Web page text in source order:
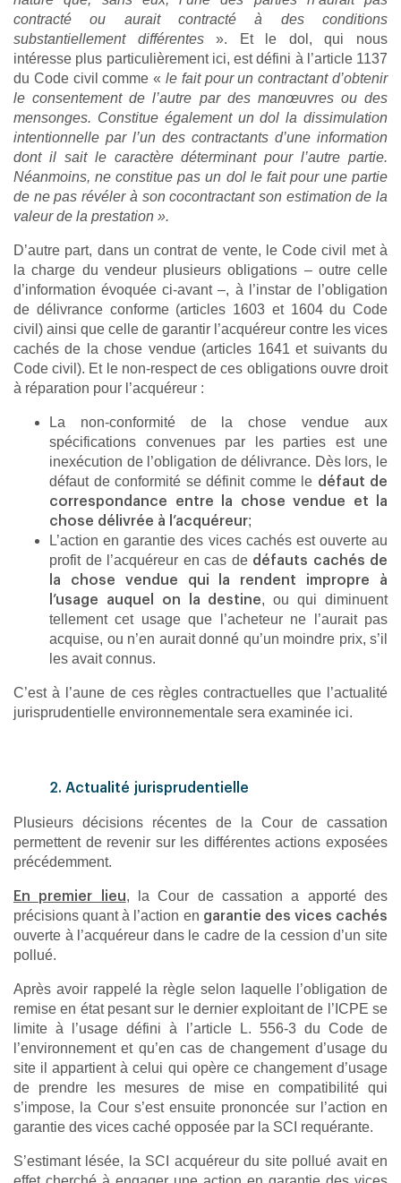
contracté ou aurait contracté à des conditions
substantiellement différentes». Et le dol, qui nous
intéresse plus particulièrement ici, est défini à l’article 1137
du Code civil comme « le fait pour un contractant d’obtenir
le consentement de l’autre par des manœuvres ou des
mensonges. Constitue également un dol la dissimulation
intentionnelle par l’un des contractants d’une information
dont il sait le caractère déterminant pour l’autre partie.
Néanmoins, ne constitue pas un dol le fait pour une partie
de ne pas révéler à son cocontractant son estimation de la
valeur de la prestation ».
D’autre part, dans un contrat de vente, le Code civil met à
la charge du vendeur plusieurs obligations – outre celle
d’information évoquée ci-avant –, à l’instar de l’obligation
de délivrance conforme (articles 1603 et 1604 du Code
civil) ainsi que celle de garantir l’acquéreur contre les vices
cachés de la chose vendue (articles 1641 et suivants du
Code civil). Et le non-respect de ces obligations ouvre droit
à réparation pour l’acquéreur :
La non-conformité de la chose vendue aux
spécifications convenues par les parties est une
inexécution de l’obligation de délivrance. Dès lors, le
défaut de conformité se définit comme le défaut de
correspondance entre la chose vendue et la
chose délivrée à l’acquéreur;
L’action en garantie des vices cachés est ouverte au
profit de l’acquéreur en cas de défauts cachés de
la chose vendue qui la rendent
impropre à
l’usage auquel on la destine, ou qui diminuent
tellement cet usage que l’acheteur ne l’aurait pas
acquise, ou n’en aurait donné qu’un moindre prix, s’il
les avait connus.
C’est à l’aune de ces règles contractuelles que l’actualité
jurisprudentielle environnementale sera examinée ici.
2. Actualité jurisprudentielle
Plusieurs décisions récentes de la Cour de cassation
permettent de revenir sur les différentes actions exposées
précédemment.
En premier lieu, la Cour de cassation a apporté des
précisions quant à l’action en garantie des vices cachés
ouverte à l’acquéreur dans le cadre de la cession d’un site
pollué.
Après avoir rappelé la règle selon laquelle l’obligation de
remise en état pesant sur le dernier exploitant de l’ICPE se
limite à l’usage défini à l’article L. 556-3 du Code de
l’environnement et qu’en cas de changement d’usage du
site il appartient à celui qui opère ce changement d’usage
de prendre les mesures de mise en compatibilité qui
s’impose, la Cour s’est ensuite prononcée sur l’action en
garantie des vices caché opposée par la SCI requérante.
S’estimant lésée, la SCI acquéreur du site pollué avait en